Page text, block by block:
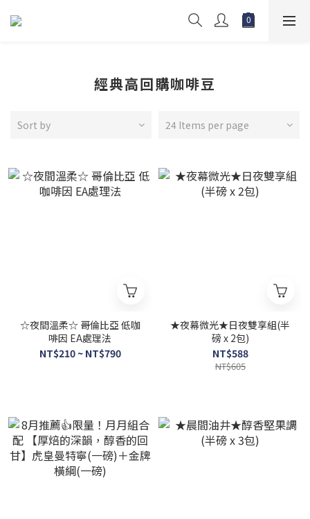
經典高回購咖啡豆
Sort by 24 Items per page
☆夜間溫柔☆ 哥倫比亞 低咖
啡因 EA處理法
NT$210 ~ NT$790
★夜幕微光★日夜雙享組(半
磅 x 2包)
NT$588
NT$605